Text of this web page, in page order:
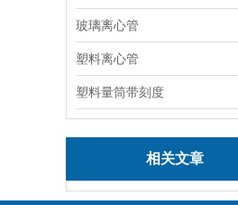
玻璃离心管
塑料离心管
塑料量筒带刻度
相关文章